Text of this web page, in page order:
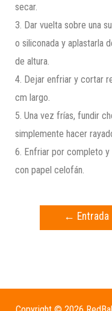
secar.
3. Dar vuelta sobre una
o siliconada y aplastarla
de altura.
4. Dejar enfriar y cortar
cm largo.
5. Una vez frías, fundir
simplemente hacer
6. Enfriar por completo
con papel celofán.
← Entrada